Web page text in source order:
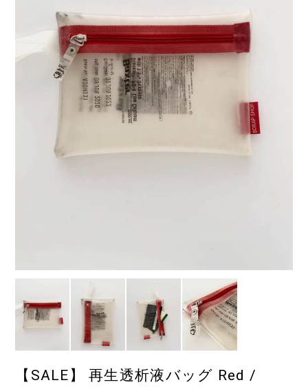
【SALE】 再生透析液バッグ Red /